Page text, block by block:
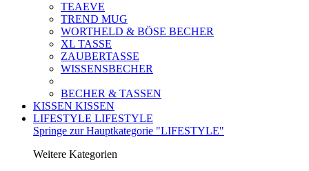
TEAEVE
TREND MUG
WORTHELD & BÖSE BECHER
XL TASSE
ZAUBERTASSE
WISSENSBECHER
BECHER & TASSEN
KISSEN KISSEN
LIFESTYLE LIFESTYLE
Springe zur Hauptkategorie "LIFESTYLE"
Weitere Kategorien